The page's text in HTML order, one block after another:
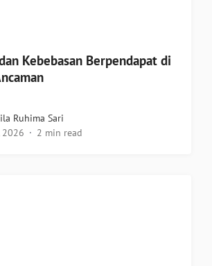
Kebebasan Berpendapat di
Ruhima Sari
2026
2 min read